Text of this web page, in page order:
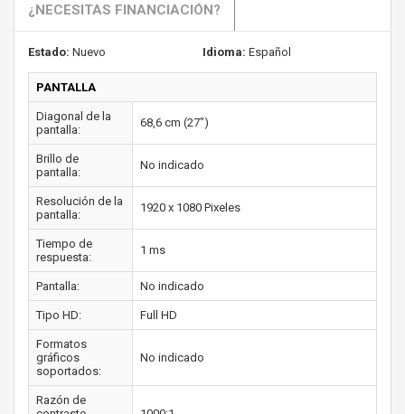
¿NECESITAS FINANCIACIÓN?
Estado: Nuevo Idioma: Español
PANTALLA
Diagonal de la
pantalla:
68,6 cm (27")
Brillo de
pantalla:
No indicado
Resolución de la
pantalla:
1920 x 1080 Pixeles
Tiempo de
respuesta:
1 ms
Pantalla: No indicado
Tipo HD: Full HD
Formatos
gráficos
soportados:
No indicado
Razón de